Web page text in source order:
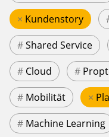
× Kundenstory
#Shared Service
# Cloud #
# Mobilität ×
# Machine Learning